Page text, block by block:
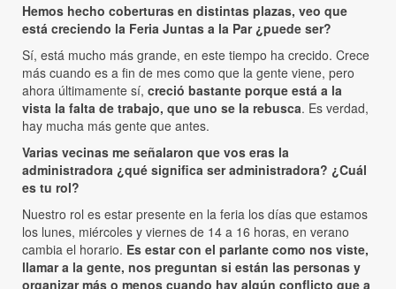
Hemos hecho coberturas en distintas plazas, veo que
está creciendo la Feria Juntas a la Par ¿puede ser?
Sí, está mucho más grande, en este tiempo ha crecido. Crece
más cuando es a fin de mes como que la gente viene, pero
ahora últimamente sí, creció bastante porque está a la
vista la falta de trabajo, que uno se la rebusca. Es verdad,
hay mucha más gente que antes.
Varias vecinas me señalaron que vos eras la
administradora ¿qué significa ser administradora? ¿Cuál
es tu rol?
Nuestro rol es estar presente en la feria los días que estamos
los lunes, miércoles y viernes de 14 a 16 horas, en verano
cambia el horario. Es estar con el parlante como nos viste,
llamar a la gente, nos preguntan si están las personas y
organizar más o menos cuando hay algún conflicto que a